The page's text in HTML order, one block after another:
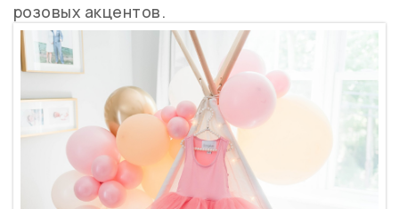
розовых акцентов.